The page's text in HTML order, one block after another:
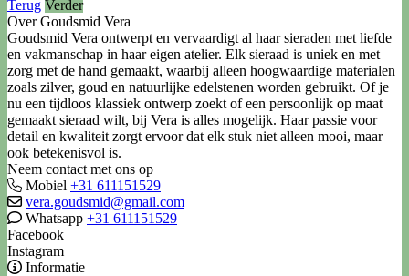
Terug Verder
Over Goudsmid Vera
Goudsmid Vera ontwerpt en vervaardigt al haar sieraden met liefde
en vakmanschap in haar eigen atelier. Elk sieraad is uniek en met
zorg met de hand gemaakt, waarbij alleen hoogwaardige materialen
zoals zilver, goud en natuurlijke edelstenen worden gebruikt. Of je
nu een tijdloos klassiek ontwerp zoekt of een persoonlijk op maat
gemaakt sieraad wilt, bij Vera is alles mogelijk. Haar passie voor
detail en kwaliteit zorgt ervoor dat elk stuk niet alleen mooi, maar
ook betekenisvol is.
Neem contact met ons op
Mobiel +31 611151529
vera.goudsmid@gmail.com
Whatsapp +31 611151529
Facebook
Instagram
Informatie